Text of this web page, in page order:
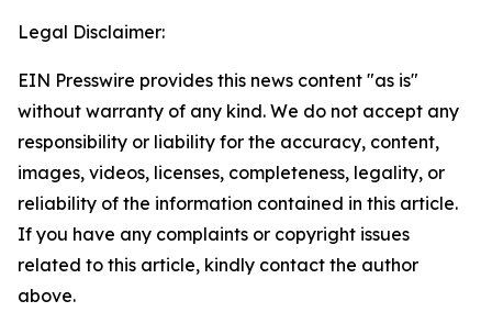
Legal Disclaimer:
EIN Presswire provides this news content "as is"
without warranty of any kind. We do not accept any
responsibility or liability for the accuracy, content,
images, videos, licenses, completeness, legality, or
reliability of the information contained in this article.
If you have any complaints or copyright issues
related to this article, kindly contact the author
above.